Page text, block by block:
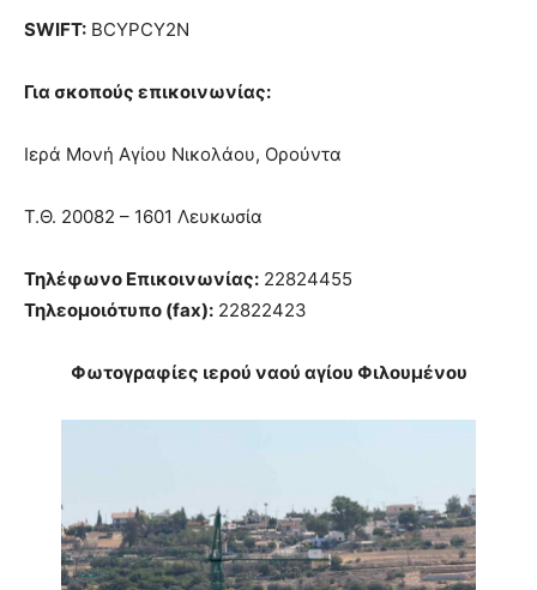
SWIFT: BCYPCY2N
Για σκοπούς επικοινωνίας:
Ιερά Μονή Αγίου Νικολάου, Ορούντα
Τ.Θ. 20082 – 1601 Λευκωσία
Τηλέφωνο Επικοινωνίας: 22824455
Τηλεομοιότυπο (fax): 22822423
Φωτογραφίες ιερού ναού αγίου Φιλουμένου